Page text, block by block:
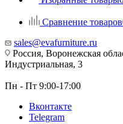
Сравнение товаров
sales@evafurniture.ru
Россия, Воронежская
Индустриальная, 3
Пн - Пт 9:00-17:00
Вконтакте
Telegram